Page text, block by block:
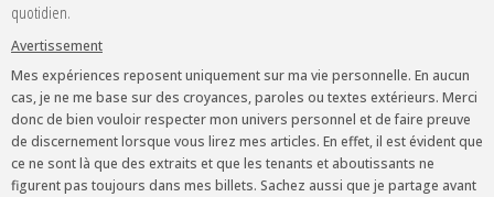
quotidien.
Avertissement
Mes expériences reposent uniquement sur ma vie personnelle. En aucun
cas, je ne me base sur des croyances, paroles ou textes extérieurs. Merci
donc de bien vouloir respecter mon univers personnel et de faire preuve
de discernement lorsque vous lirez mes articles. En effet, il est évident que
ce ne sont là que des extraits et que les tenants et aboutissants ne
figurent pas toujours dans mes billets. Sachez aussi que je partage avant